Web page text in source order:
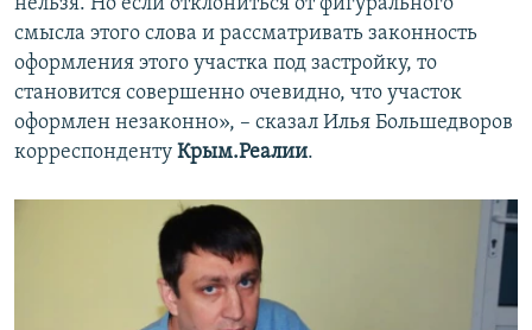
смысла этого слова и рассматривать законность
оформления этого участка под застройку, то
становится совершенно очевидно, что участок
оформлен незаконно», – сказал Илья Большедворов
корреспонденту Крым.Реалии.